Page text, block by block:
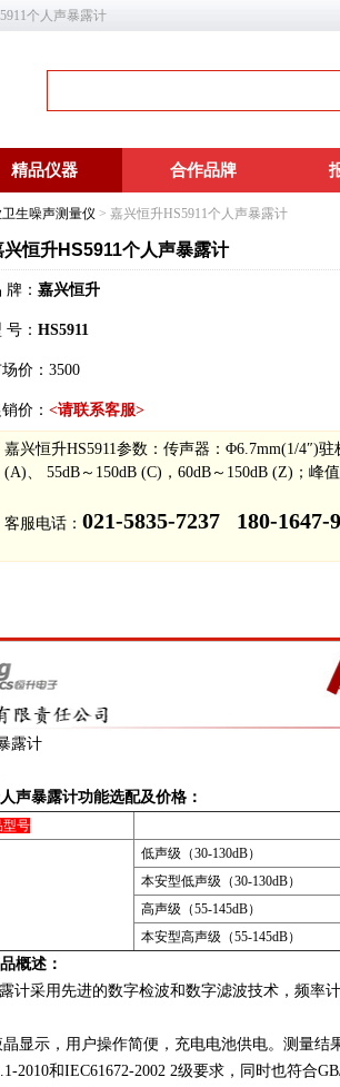
个人声暴露计
精品仪器 合作品牌
生噪声测量仪 > 嘉兴恒升HS5911个人声暴露计
兴恒升HS5911个人声暴露计
牌： 嘉兴恒升
号： HS5911
价： 3500
价： <请联系客服>
嘉兴恒升HS5911参数：传声器：Φ6.7mm(1/4″)
(A)、 55dB～150dB (C)，60dB～150dB (Z)；峰
客服电话： 021-5835-7237 180-1647-
露计
声暴露计功能选配及价格：
型号
低声级（30-130dB）
本安型低声级（30-130dB）
高声级（55-145dB）
本安型高声级（55-145dB）
概述：
计采用先进的数字检波和数字滤波技术，频
显示，用户操作简便，充电电池供电。测量结
2010和IEC61672-2002 2级要求，同时也符合